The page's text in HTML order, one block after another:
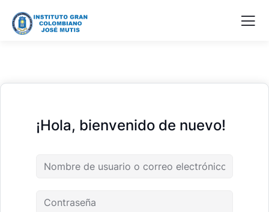
¡Hola, bienvenido de nuevo!